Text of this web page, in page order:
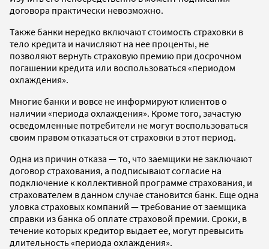
договора практически невозможно.
Также банки нередко включают стоимость страховки в
тело кредита и начисляют на нее проценты, не
позволяют вернуть страховую премию при досрочном
погашении кредита или воспользоваться «периодом
охлаждения».
Многие банки и вовсе не информируют клиентов о
наличии «периода охлаждения». Кроме того, зачастую
осведомленные потребители не могут воспользоваться
своим правом отказаться от страховки в этот период.
Одна из причин отказа — то, что заемщики не заключают
договор страхования, а подписывают согласие на
подключение к коллективной программе страхования, и
страхователем в данном случае становится банк. Еще одна
уловка страховых компаний — требование от заемщика
справки из банка об оплате страховой премии. Сроки, в
течение которых кредитор выдает ее, могут превысить
длительность «периода охлаждения».